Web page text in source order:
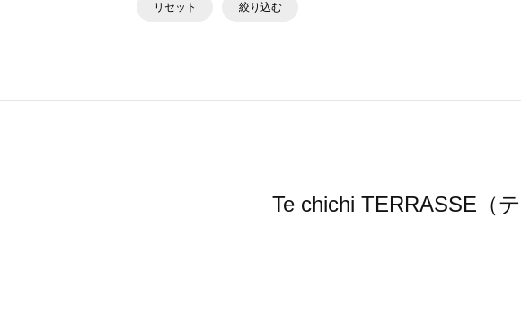
リセット 絞り込む
Te chichi TERRASSE（